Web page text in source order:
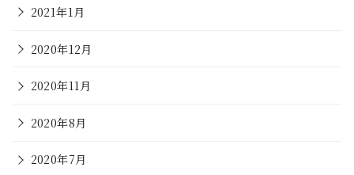
2021年1月
2020年12月
2020年11月
2020年8月
2020年7月